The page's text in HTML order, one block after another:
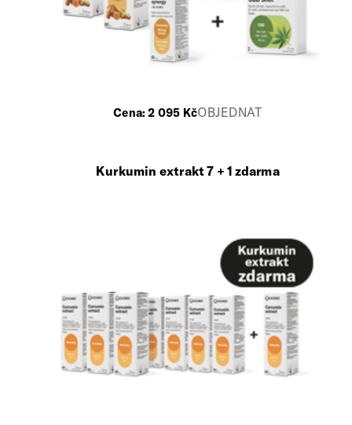
Cena:2 095 KčOBJEDNAT
Kurkumin extrakt 7 + 1 zdarma